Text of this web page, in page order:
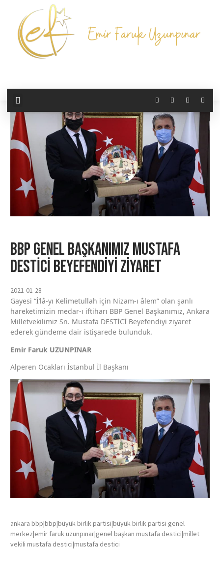
BBP Genel Başkanımız Mustafa
DESTİCİ Beyefendiyi ziyaret
2021-01-28
Gayesi “İ’lâ-yı Kelimetullah için Nizam-ı âlem” olan şanlı
hareketimizin medar-ı iftiharı BBP Genel Başkanımız, Ankara
Milletvekilimiz Sn. Mustafa DESTİCİ Beyefendiyi ziyaret
ederek gündeme dair istişarede bulunduk.
Emir Faruk UZUNPINAR
Alperen Ocakları İstanbul İl Başkanı
ankara bbp|bbp|büyük birlik partisi|büyük birlik partisi genel
merkez|emir faruk uzunpınar|genel başkan mustafa destici|millet
vekili mustafa destici|mustafa destici